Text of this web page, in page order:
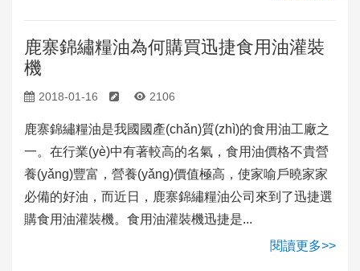
鹿寨錦繡糧油為何購買迅捷食用油灌裝
機
2018-01-16 2106
鹿寨錦繡糧油是我國國產(chǎn)質(zhì)的食用油工廠之
一。在行業(yè)中有著較高的名氣，食用油價格不貴營
養(yǎng)豐富，營養(yǎng)價值極高，使家喻戶曉家家
必備的好油，而近日，鹿寨錦繡糧油公司來到了迅捷選
購食用油灌裝機。食用油灌裝機迅捷是...
閱讀更多>>